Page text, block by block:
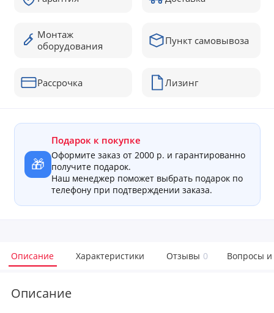
Монтаж
оборудования
Пункт самовывоза
Рассрочка Лизинг
🎁
Подарок к покупке
Оформите заказ от 2000 р. и гарантированно
получите подарок.
Наш менеджер поможет выбрать подарок по
телефону при подтверждении заказа.
Описание Характеристики Отзывы 0 Вопросы и
Описание